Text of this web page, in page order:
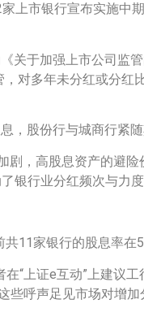
上市银行宣布实施
于加强上市公司监
对多年未分红或分
股份行与城商行紧
，高股息资产的避
银行业分红频次与力度
11家银行的股息率在
“上证e互动”上建议
呼声足见市场对增加